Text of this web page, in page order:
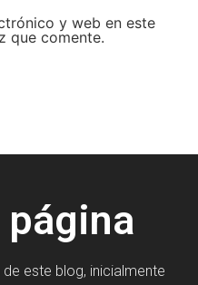
y web en este
que comente.
este blog, inicialmente